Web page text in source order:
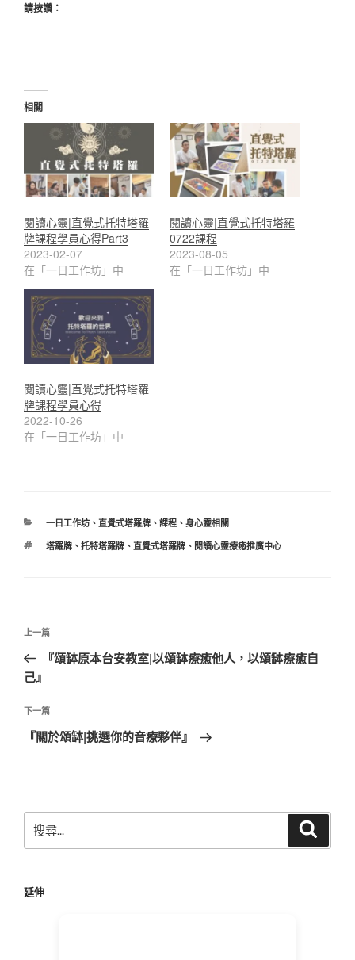
請按讚：
相關
閱讀心靈|直覺式托特塔羅
牌課程學員心得Part3
2023-02-07
在「一日工作坊」中
閱讀心靈|直覺式托特塔羅
0722課程
2023-08-05
在「一日工作坊」中
閱讀心靈|直覺式托特塔羅
牌課程學員心得
2022-10-26
在「一日工作坊」中
分
一日工作坊、 直覺式塔羅牌、 課程、 身心靈相關
標
塔羅牌、 托特塔羅牌、 直覺式塔羅牌、 閱讀心靈療癒推廣中心
文
導
覽
上
一
篇
章
上一篇
『頌缽原本台安教室|以頌缽療癒他人，以頌缽療癒自
己』
下
一
下一篇
『關於頌缽|挑選你的音療夥伴』
尋
字:
延伸